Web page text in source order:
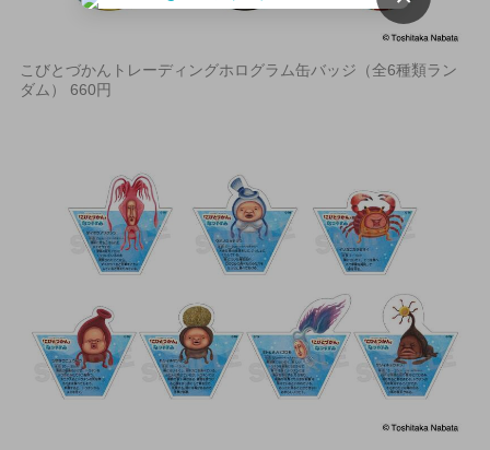
こびとづかんトレーディングホログラム缶バッジ（全6種類ラン
ダム） 660円